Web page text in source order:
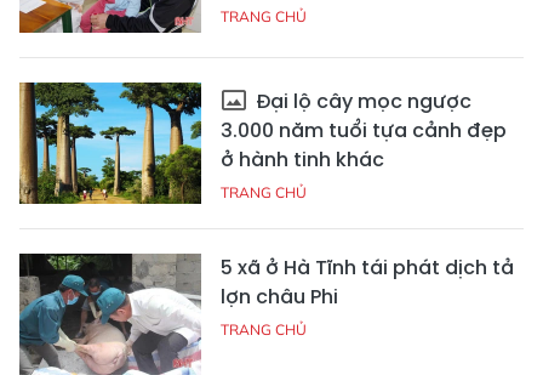
TRANG CHỦ
Đại lộ cây mọc ngược
3.000 năm tuổi tựa cảnh đẹp
ở hành tinh khác
TRANG CHỦ
5 xã ở Hà Tĩnh tái phát dịch tả
lợn châu Phi
TRANG CHỦ